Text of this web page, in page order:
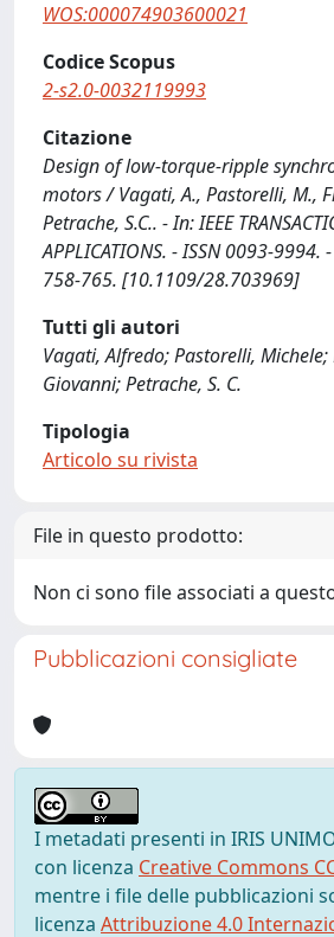
WOS:000074903600021
Codice Scopus
2-s2.0-0032119993
Citazione
Design of low-torque-ripple
motors / Vagati, A., Pastorelli, M.,
Petrache, S.C.. - In: IEEE
APPLICATIONS. - ISSN 0093-
758-765. [10.1109/28.703969]
Tutti gli autori
Vagati, Alfredo; Pastorelli, Michele;
Giovanni; Petrache, S. C.
Tipologia
Articolo su rivista
File in questo prodotto:
Non ci sono file associati a
Pubblicazioni consigliate
I metadati presenti in IRIS
con licenza Creative Commons
mentre i file delle pubblicazioni
licenza Attribuzione 4.0